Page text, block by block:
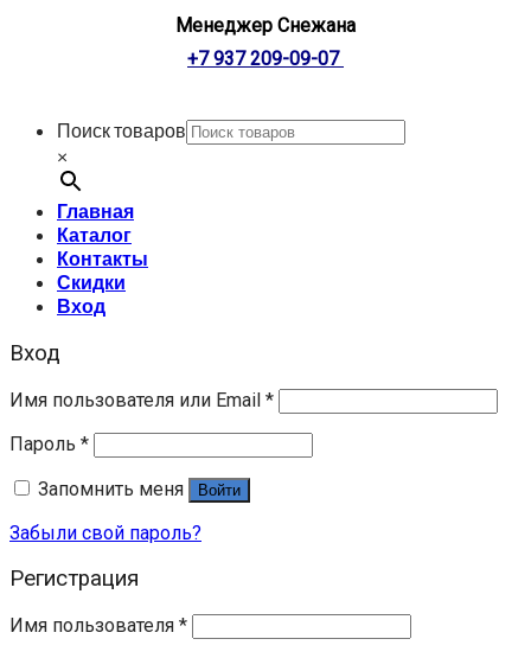
Менеджер Снежана
+7 937 209-09-07
Поиск товаров
×
Главная
Каталог
Контакты
Скидки
Вход
Вход
Имя пользователя или Email *
Пароль *
Запомнить меня
Войти
Забыли свой пароль?
Регистрация
Имя пользователя *